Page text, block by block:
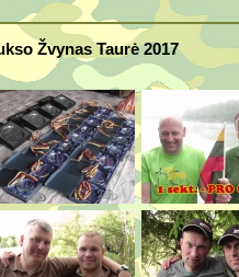
Žvynas Taurė 2017